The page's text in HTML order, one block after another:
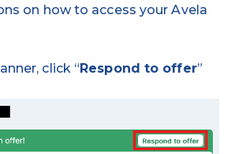
on how to access your Avela
click “Respond to offer”